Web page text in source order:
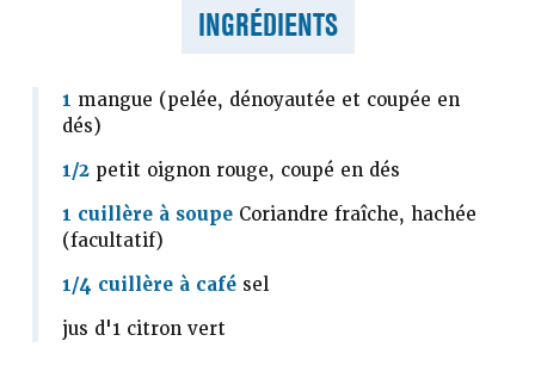
INGRÉDIENTS
1 mangue (pelée, dénoyautée et coupée en
dés)
1/2 petit oignon rouge, coupé en dés
1 cuillère à soupe Coriandre fraîche, hachée
(facultatif)
1/4 cuillère à café sel
jus d'1 citron vert